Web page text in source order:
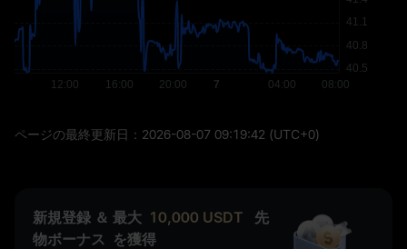
ページの最終更新日： 2026-08-07 09:19:42 (UTC+0)
新規登録 ＆ 最大 10,000 USDT
先
物ボーナス を獲得